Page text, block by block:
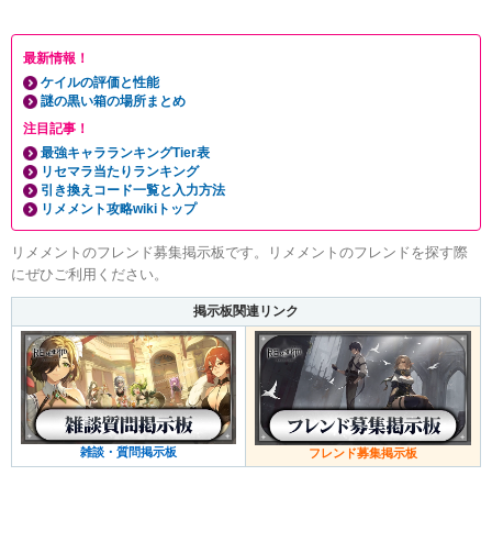
最新情報！
ケイルの評価と性能
謎の黒い箱の場所まとめ
注目記事！
最強キャラランキングTier表
リセマラ当たりランキング
引き換えコード一覧と入力方法
リメメント攻略wikiトップ
リメメントのフレンド募集掲示板です。リメメントのフレンドを探す際
にぜひご利用ください。
掲示板関連リンク
雑談・質問掲示板 フレンド募集掲示板